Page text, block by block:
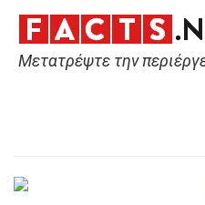
Μετατρέψτε την